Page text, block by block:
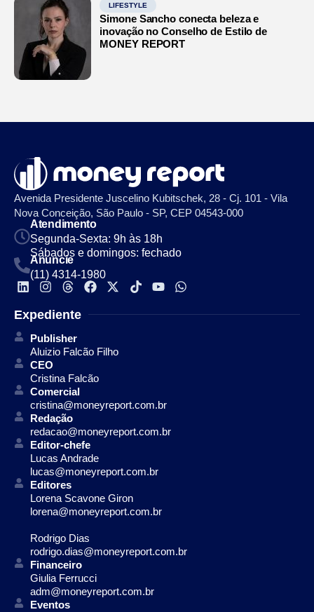
LIFESTYLE
Simone Sancho conecta beleza e
inovação no Conselho de Estilo de
MONEY REPORT
Avenida Presidente Juscelino Kubitschek, 28 - Cj. 101 - Vila
Nova Conceição, São Paulo - SP, CEP 04543-000
Atendimento
Segunda-Sexta: 9h às 18h
Sábados e domingos: fechado
Anuncie
(11) 4314-1980
Expediente
Publisher
Aluizio Falcão Filho
CEO
Cristina Falcão
Comercial
cristina@moneyreport.com.br
Redação
redacao@moneyreport.com.br
Editor-chefe
Lucas Andrade
lucas@moneyreport.com.br
Editores
Lorena Scavone Giron
lorena@moneyreport.com.br
Rodrigo Dias
rodrigo.dias@moneyreport.com.br
Financeiro
Giulia Ferrucci
adm@moneyreport.com.br
Eventos